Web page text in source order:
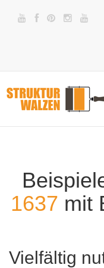
1637 mit
Vielfältig